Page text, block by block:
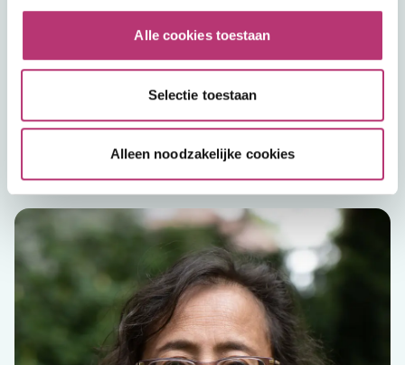
Alle cookies toestaan
Selectie toestaan
Alleen noodzakelijke cookies
Tosca Scholte
Basispsycholoog
Mentaal Beter
Lees mijn verhaal